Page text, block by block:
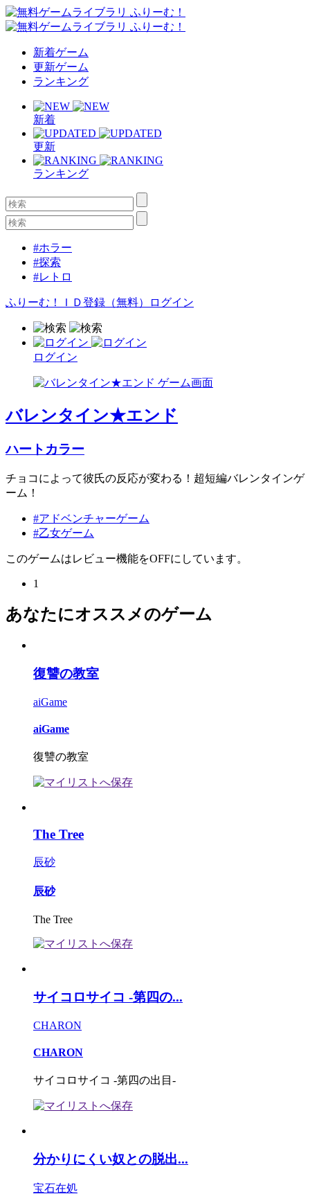
新着ゲーム
更新ゲーム
ランキング
新着
更新
ランキング
#ホラー
#探索
#レトロ
ふりーむ！ＩＤ登録（無料） ログイン
ログイン
バレンタイン★エンド
ハートカラー
チョコによって彼氏の反応が変わる！超短編バレンタインゲ
ーム！
#アドベンチャーゲーム
#乙女ゲーム
このゲームはレビュー機能をOFFにしています。
1
あなたにオススメのゲーム
復讐の教室
aiGame
aiGame
復讐の教室
The Tree
辰砂
辰砂
The Tree
サイコロサイコ -第四の...
CHARON
CHARON
サイコロサイコ -第四の出目-
分かりにくい奴との脱出...
宝石在処